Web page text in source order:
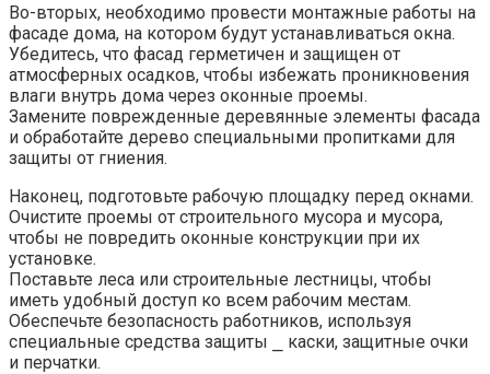
Во-вторых, необходимо провести монтажные работы на
фасаде дома, на котором будут устанавливаться окна.
Убедитесь, что фасад герметичен и защищен от
атмосферных осадков, чтобы избежать проникновения
влаги внутрь дома через оконные проемы.
Замените поврежденные деревянные элементы фасада
и обработайте дерево специальными пропитками для
защиты от гниения.
Наконец, подготовьте рабочую площадку перед окнами.​
Очистите проемы от строительного мусора и мусора,
чтобы не повредить оконные конструкции при их
установке.​
Поставьте леса или строительные лестницы, чтобы
иметь удобный доступ ко всем рабочим местам.​
Обеспечьте безопасность работников, используя
специальные средства защиты ⎯ каски, защитные очки
и перчатки.